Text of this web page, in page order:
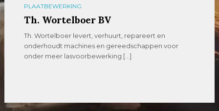
PLAATBEWERKING
Th. Wortelboer BV
Th. Wortelboer levert, verhuurt, repareert en
onderhoudt machines en gereedschappen voor
onder meer lasvoorbewerking […]